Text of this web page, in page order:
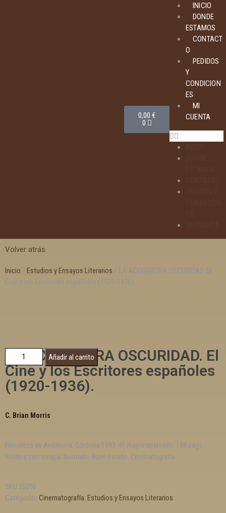
0,00€
0
INICIO
DONDE
ESTAMOS
CONTACT
O
PEDIDOS
Y
CONDICION
ES
MI
CUENTA
Volver atrás
Inicio / Estudios y Ensayos Literarios / LA ACOGEDORA OSCURIDAD. El
Cine y los Escritores españoles (1920-1936).
LA ACOGEDORA OSCURIDAD. El
Cine y los Escritores españoles
(1920-1936).
C. Brian Morris
Filmoteca de Andalucía. Córdoba 1993. 4º mayor apaisado. 198 págs.
Rústica con solapa. Ilustrado. Buen estado. Cinematografía
SKU 35356
Categorías Cinematografía, Estudios y Ensayos Literarios
Añadir al carrito